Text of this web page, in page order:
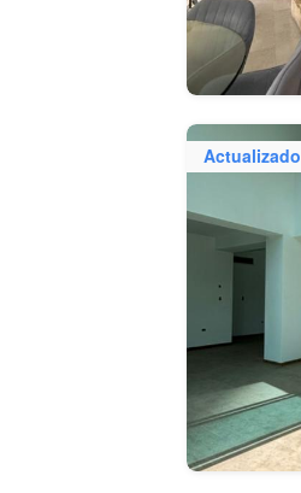
Actualizado